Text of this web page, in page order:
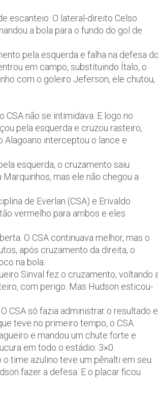
escanteio. O lateral-direito Celso
a bola para o fundo do gol de
pela esquerda e falha na defesa
em campo, substituindo Ítalo, o
com o goleiro Jeferson, ele chutou,
não se intimidava. E logo no
pela esquerda e cruzou rasteiro,
Alagoano interceptou o lance e
esquerda, o cruzamento saiu
mas ele não chegou a
de Everlan (CSA) e Erivaldo
vermelho para ambos e eles
O CSA continuava melhor, mas o
após cruzamento da direita, o
na bola.
Sinval fez o cruzamento, voltando
com perigo. Mas Hudson esticou-
CSA só fazia administrar o resultado e
teve no primeiro tempo, o CSA
e mandou um chute forte e
em todo o estádio: 3×0.
o time azulino teve um pênalti em seu
fazer a defesa. E o placar ficou